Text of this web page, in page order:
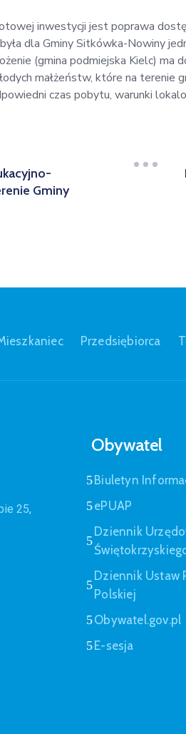
inwestycji jest poprawa
dla Gminy Sitkówka-Nowiny
(gmina podmiejska Kielc) ma
małżeństw, które na terenie
czas pobytu, warunki
Gminy
Przedsiębiorca
25,
Obywatel
Biuletyn
ePUAP
Dziennik
Dziennik Ustaw
Polskiej
Obywatel.gov.pl
E-sesja